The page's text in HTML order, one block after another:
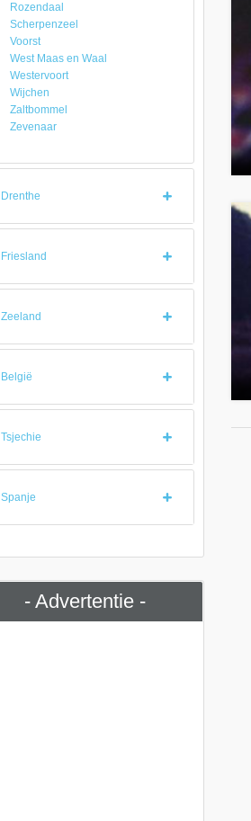
Rozendaal
Scherpenzeel
Voorst
West Maas en Waal
Westervoort
Wijchen
Zaltbommel
Zevenaar
Drenthe
Friesland
Zeeland
België
Tsjechie
Spanje
- Advertentie -